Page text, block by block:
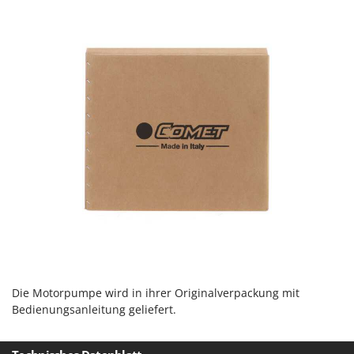
Schnitzer
Seven Italy
Shindaiwa
Simatech
Snapper
Solidur
Spice Electronics
Die Motorpumpe wird in ihrer Originalverpackung mit
Bedienungsanleitung geliefert.